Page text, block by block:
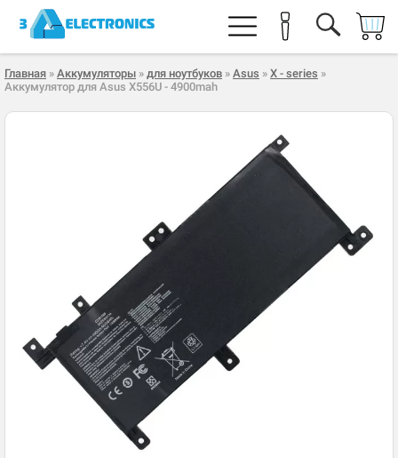
Главная » Аккумуляторы » для ноутбуков » Asus » X - series »
Аккумулятор для Asus X556U - 4900mah